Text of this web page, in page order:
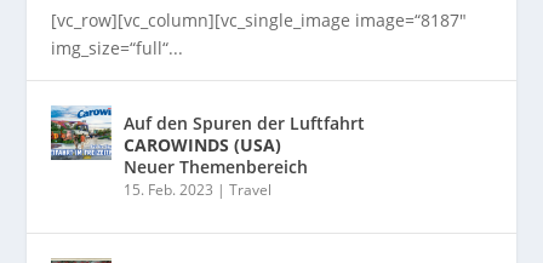
[vc_row][vc_column][vc_single_image image=“8187″
img_size=“full“...
Auf den Spuren der Luftfahrt
CAROWINDS (USA)
Neuer Themenbereich
15. Feb. 2023 |Travel